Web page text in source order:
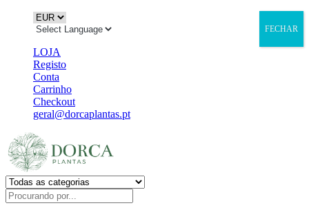
LOJA
Registo
Conta
Carrinho
Checkout
geral@dorcaplantas.pt
FECHAR